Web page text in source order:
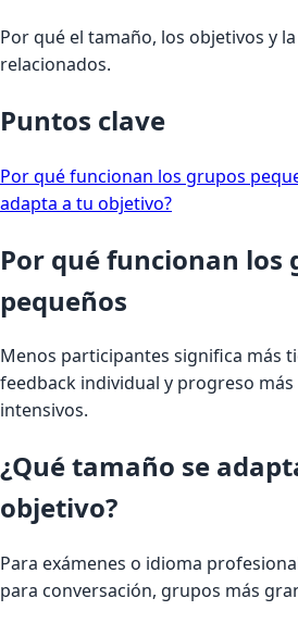
Por qué el tamaño, los objetivos y
relacionados.
Puntos clave
Por qué funcionan los grupos
adapta a tu objetivo?
Por qué funcionan los
pequeños
Menos participantes significa más
feedback individual y progreso
intensivos.
¿Qué tamaño se
objetivo?
Para exámenes o idioma
para conversación, grupos más